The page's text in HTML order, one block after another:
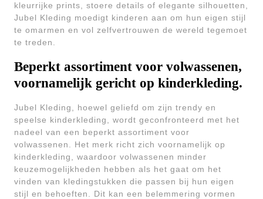
kleurrijke prints, stoere details of elegante silhouetten,
Jubel Kleding moedigt kinderen aan om hun eigen stijl
te omarmen en vol zelfvertrouwen de wereld tegemoet
te treden.
Beperkt assortiment voor volwassenen,
voornamelijk gericht op kinderkleding.
Jubel Kleding, hoewel geliefd om zijn trendy en
speelse kinderkleding, wordt geconfronteerd met het
nadeel van een beperkt assortiment voor
volwassenen. Het merk richt zich voornamelijk op
kinderkleding, waardoor volwassenen minder
keuzemogelijkheden hebben als het gaat om het
vinden van kledingstukken die passen bij hun eigen
stijl en behoeften. Dit kan een belemmering vormen